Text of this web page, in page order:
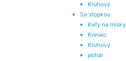
Kruhový
So stopkou
Kefy na misky
Koniec
Kruhový
pohár